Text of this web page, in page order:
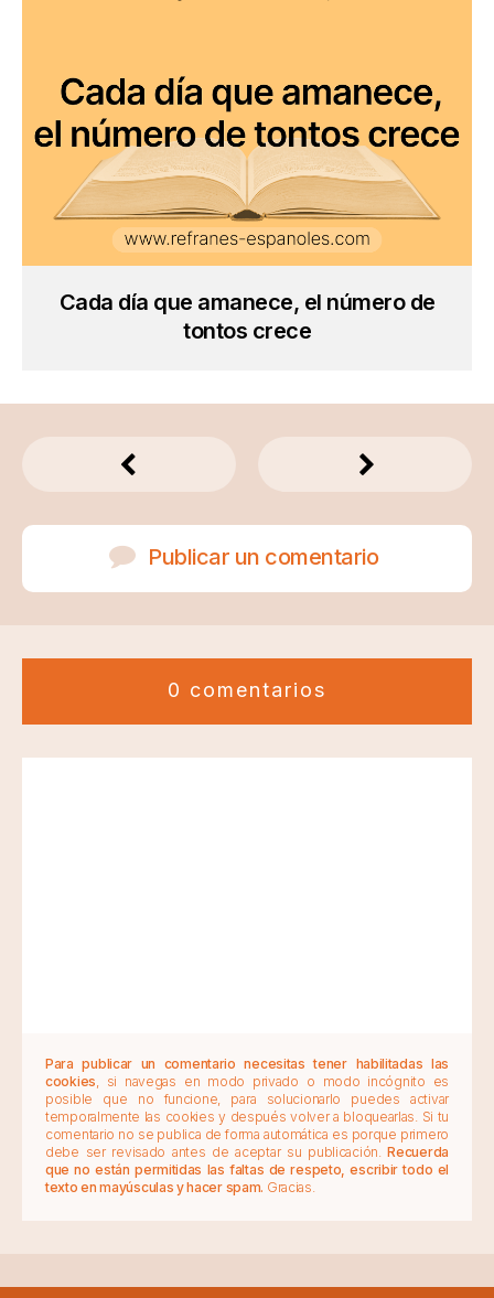
Cada día que amanece, el número de
tontos crece
Publicar un comentario
0 comentarios
Para publicar un comentario necesitas tener habilitadas las
cookies , si navegas en modo privado o modo incógnito es
posible que no funcione, para solucionarlo puedes activar
temporalmente las cookies y después volver a bloquearlas. Si tu
comentario no se publica de forma automática es porque primero
debe ser revisado antes de aceptar su publicación.Recuerda
que no están permitidas las faltas de respeto, escribir todo el
texto en mayúsculas y hacer spam. Gracias.